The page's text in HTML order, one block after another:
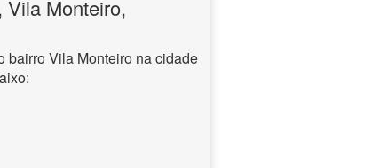
Vila Monteiro,
bairro Vila Monteiro na cidade